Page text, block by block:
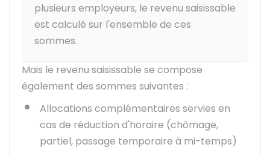
plusieurs employeurs, le revenu saisissable
est calculé sur l'ensemble de ces
sommes.
Mais le revenu saisissable se compose
également des sommes suivantes :
Allocations complémentaires servies en
cas de réduction d'horaire (chômage,
partiel, passage temporaire à mi-temps)